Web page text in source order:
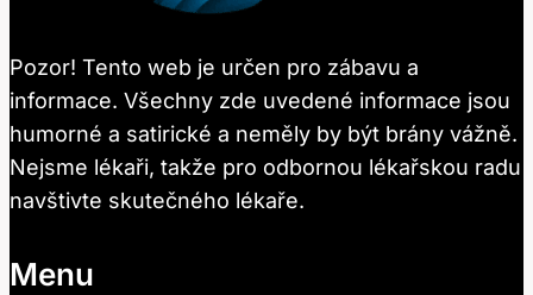
Pozor! Tento web je určen pro zábavu a
informace. Všechny zde uvedené informace jsou
humorné a satirické a neměly by být brány vážně.
Nejsme lékaři, takže pro odbornou lékařskou radu
navštivte skutečného lékaře.
Menu